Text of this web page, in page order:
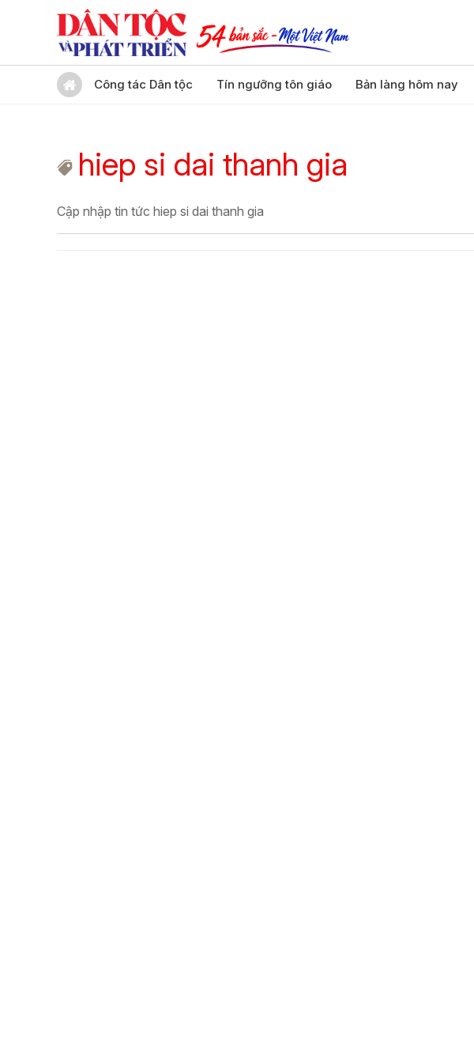
Công tác Dân tộc Tín ngưỡng tôn giáo Bản làng hôm nay
hiep si dai thanh gia
Cập nhập tin tức hiep si dai thanh gia